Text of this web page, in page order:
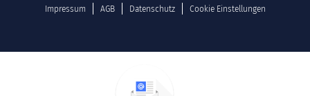
Impressum AGB Datenschutz Cookie Einstellungen